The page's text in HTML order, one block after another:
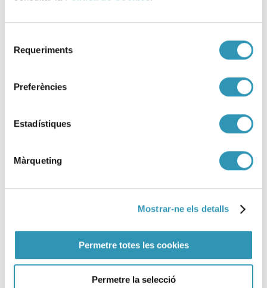
Requeriments
Preferències
Estadístiques
Màrqueting
Mostrar-ne els detalls
Permetre totes les cookies
Permetre la selecció
Vivienda, infancia y salud: